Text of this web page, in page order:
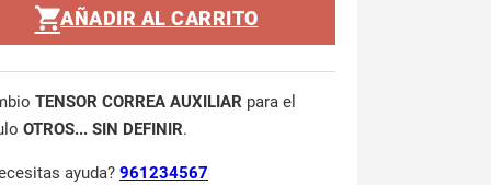
AÑADIR AL CARRITO
TENSOR CORREA AUXILIAR para el
OTROS... SIN DEFINIR.
ayuda? 961234567